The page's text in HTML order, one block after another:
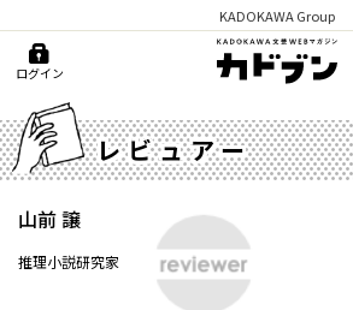
KADOKAWA Group
ログイン
レビュアー
山前 譲
推理小説研究家